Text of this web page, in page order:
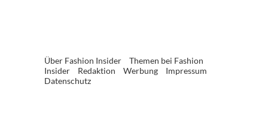
Über Fashion Insider
Themen bei Fashion
Insider
Redaktion Werbung
Impressum
Datenschutz